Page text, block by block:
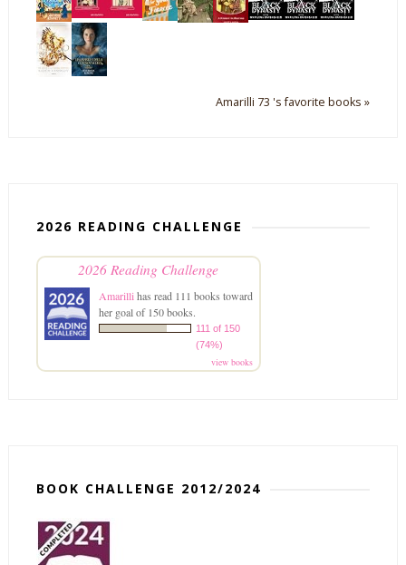
Amarilli 73 's favorite books »
2026 READING CHALLENGE
2026 Reading Challenge
Amarillihas read 111 books toward
her goal of 150 books.
111 of 150
(74%)
view books
BOOK CHALLENGE 2012/2024